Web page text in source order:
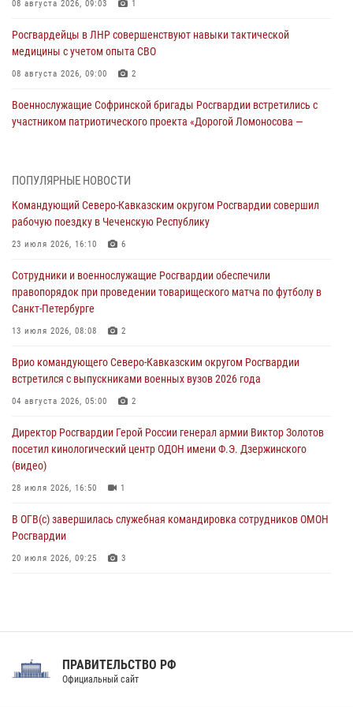
08 августа 2026, 09:03 1
Росгвардейцы в ЛНР совершенствуют навыки тактической
медицины с учетом опыта СВО
08 августа 2026, 09:00 2
Военнослужащие Софринской бригады Росгвардии встретились с
участником патриотического проекта «Дорогой Ломоносова —
Кузбассе
08 августа 2026, 07:00
настольному теннису ко Дню физкультурника
08 августа 2026, 07:00
ОМОН «Ойрат» Управления Росгвардии по Республике Калмыкия
08 августа 2026, 07:00
В Москве росгвардейцы оказали помощь медикам и девушке с
08 августа 2026, 06:32 1
ПОПУЛЯРНЫЕ НОВОСТИ
Командующий Северо-Кавказским округом Росгвардии совершил
рабочую поездку в Чеченскую Республику
23 июля 2026, 16:10 6
Сотрудники и военнослужащие Росгвардии обеспечили
правопорядок при проведении товарищеского матча по футболу в
Санкт-Петербурге
13 июля 2026, 08:08 2
Врио командующего Северо-Кавказским округом Росгвардии
встретился с выпускниками военных вузов 2026 года
04 августа 2026, 05:00 2
Директор Росгвардии Герой России генерал армии Виктор Золотов
посетил кинологический центр ОДОН имени Ф.Э. Дзержинского
(видео)
28 июля 2026, 16:50 1
В ОГВ(с) завершилась служебная командировка сотрудников ОМОН
Росгвардии
20 июля 2026, 09:25 3
Праздник «Один день с Росгвардией» к 105-летию Центрального
ПРАВИТЕЛЬСТВО РФ
Официальный сайт